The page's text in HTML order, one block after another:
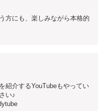
方にも、楽しみながら本格的
紹介するYouTubeもやってい
い♪